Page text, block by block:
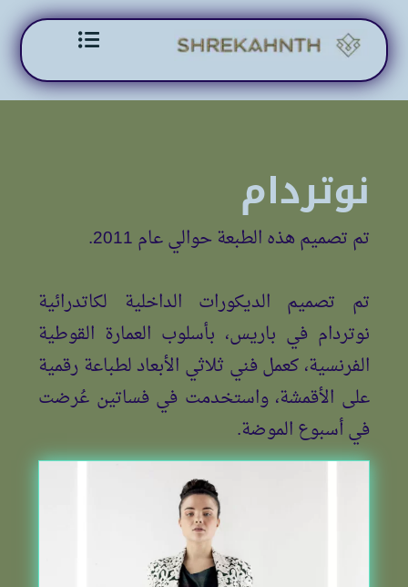
نوتردام
تم تصميم هذه الطبعة حوالي عام 2011.
تم تصميم الديكورات الداخلية لكاتدرائية
نوتردام في باريس، بأسلوب العمارة القوطية
الفرنسية، كعمل فني ثلاثي الأبعاد لطباعة رقمية
على الأقمشة، واستخدمت في فساتين عُرضت
في أسبوع الموضة.